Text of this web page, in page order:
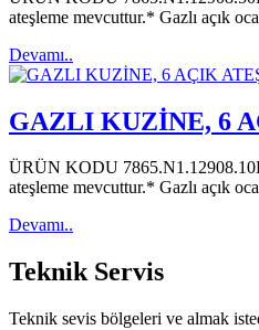
ateşleme mevcuttur.* Gazlı açık
Devamı..
GAZLI KUZİNE, 6
ÜRÜN KODU
ateşleme mevcuttur.* Gazlı açık
Devamı..
Teknik Servis
Teknik sevis bölgeleri ve almak